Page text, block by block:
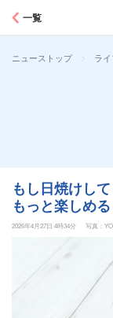
一覧
ニューストップ > ラ
もし日焼けし
もっと楽しめる
2026年4月27日 4時34分 写真：